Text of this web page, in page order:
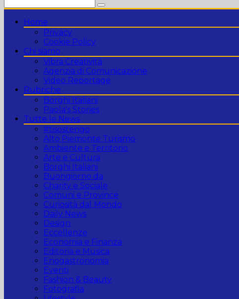
Home
Privacy
Cookie Policy
Chi siamo
Vibra Creatività
Agenzia di Comunicazione
Video Reportage
Rubriche
Borghi Italiani
Paola's Stories
Tutte le News
#tisostengo
Alto Piemonte Turismo
Ambiente e Territorio
Arte e Cultura
Borghi Italiani
Buongiorno da
Charity e Sociale
Comuni e Province
Curiosità dal Mondo
Daily News
Design
Eccellenze
Economia e Finanza
Editoria e Musica
Enogastronomia
Eventi
Fashion & Beauty
Fotografia